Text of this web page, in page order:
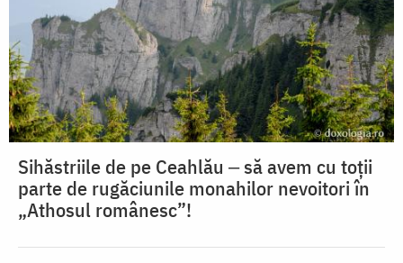
Sihăstriile de pe Ceahlău ‒ să avem cu toții
parte de rugăciunile monahilor nevoitori în
„Athosul românesc”!